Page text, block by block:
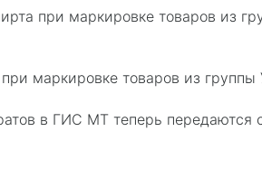
при маркировке товаров из
маркировке товаров из группы
в ГИС МТ теперь передаются